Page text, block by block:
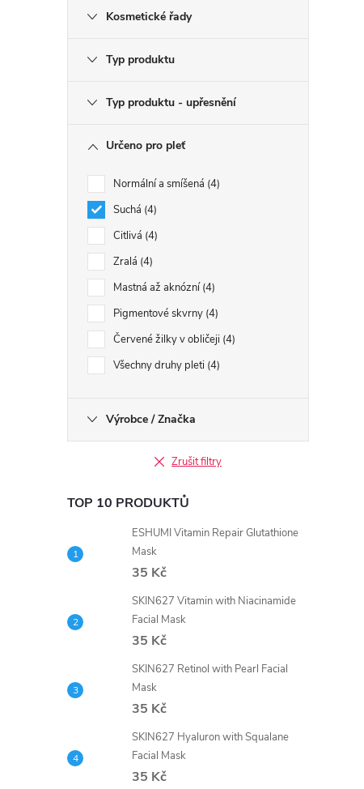
Kosmetické řady
Typ produktu
Typ produktu - upřesnění
Určeno pro pleť
Normální a smíšená 4
Suchá 4
Citlivá 4
Zralá 4
Mastná až aknózní 4
Pigmentové skvrny 4
Červené žilky v obličeji 4
Všechny druhy pleti 4
Výrobce / Značka
Zrušit filtry
TOP 10 PRODUKTŮ
ESHUMI Vitamin Repair Glutathione
Mask
35 Kč
SKIN627 Vitamin with Niacinamide
Facial Mask
35 Kč
SKIN627 Retinol with Pearl Facial
Mask
35 Kč
SKIN627 Hyaluron with Squalane
Facial Mask
35 Kč